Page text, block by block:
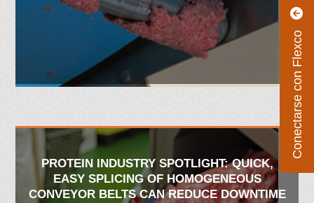
Conectarse con Flexco
PROTEIN INDUSTRY SPOTLIGHT: QUICK,
EASY SPLICING OF HOMOGENEOUS
CONVEYOR BELTS CAN REDUCE DOWNTIME